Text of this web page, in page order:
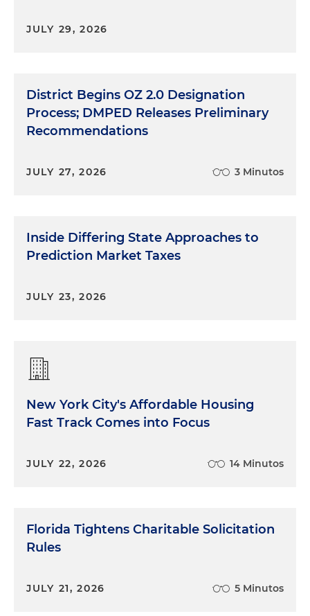
JULY 29, 2026
District Begins OZ 2.0 Designation
Process; DMPED Releases Preliminary
Recommendations
JULY 27, 2026 3 Minutos
Inside Differing State Approaches to
Prediction Market Taxes
JULY 23, 2026
New York City's Affordable Housing
Fast Track Comes into Focus
JULY 22, 2026 14 Minutos
Florida Tightens Charitable Solicitation
Rules
JULY 21, 2026 5 Minutos